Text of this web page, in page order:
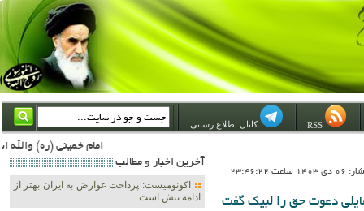
کانال اطلاع رسانی
امام خمینی (ره) والله اسلام تمامش سیاست است؛ ***** امام شهید: به گفتار امام و کردار امام اهتمام بورزید ***** امام خمینی(ره): ان شاء الله ما اندوه دلمان را در وقت مناسب با انتقام از امریکا و آل سعود برطرف خواهیم ساخت و
23:46:22
دعوت حق را لبیک گفت
آخرين اخبار و مطالب
اکونومیست: پرداخت عوارض به ایران بهتر از
ادامه تنش است